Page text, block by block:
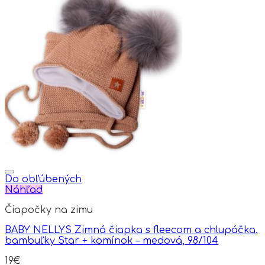
variants.
chosen
on
the
product
page
Do obľúbených
Náhľad
Čiapočky na zimu
BABY NELLYS Zimná čiapka s fleecom a chlupáčka.
bambuľky Star + komínok – medová, 98/104
19€